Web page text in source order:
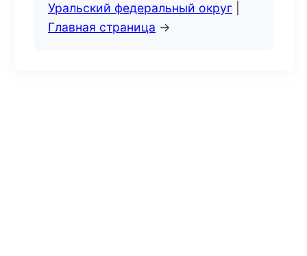
Уральский федеральный округ
Главная страница →